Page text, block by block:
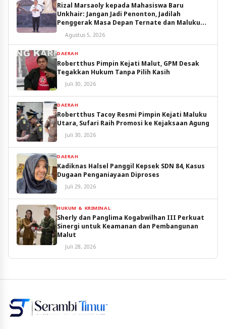
Rizal Marsaoly kepada Mahasiswa Baru
Unkhair: Jangan Jadi Penonton, Jadilah
Penggerak Masa Depan Ternate dan Maluku
Utara
Agustus 5, 2026
DAERAH
Robertthus Pimpin Kejati Malut, GPM Desak
Tegakkan Hukum Tanpa Pilih Kasih
Juli 30, 2026
DAERAH
Robertthus Tacoy Resmi Pimpin Kejati Maluku
Utara, Sufari Raih Promosi ke Kejaksaan Agung
Juli 30, 2026
DAERAH
Kadiknas Halsel Panggil Kepsek SDN 84, Kasus
Dugaan Penganiayaan Diproses
Juli 29, 2026
HUKUM & KRIMINAL
Sherly dan Panglima Kogabwilhan III Perkuat
Sinergi untuk Keamanan dan Pembangunan
Malut
Juli 28, 2026